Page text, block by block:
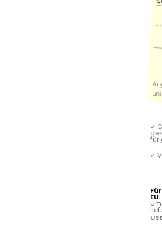
✓
für
✓
EU: